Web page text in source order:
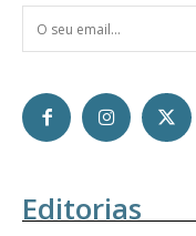
Editorias